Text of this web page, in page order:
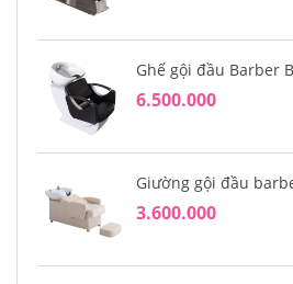
Ghế gội đầu Barber
6.500.000
Giường gội đầu
3.600.000